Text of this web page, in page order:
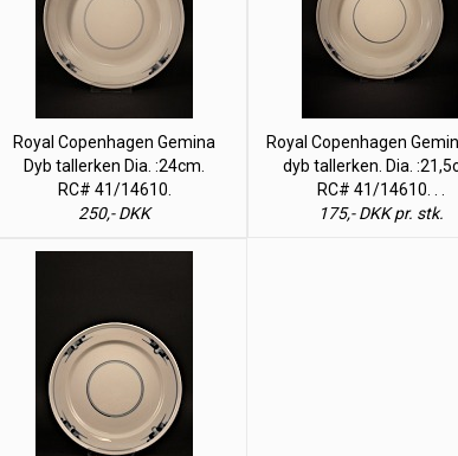
Royal Copenhagen Gemina
Dyb tallerken Dia. :24cm.
RC# 41/14610.
250,- DKK
Royal Copenhagen
dyb tallerken. Dia.
RC# 41/14610. . .
175,- DKK pr. stk.